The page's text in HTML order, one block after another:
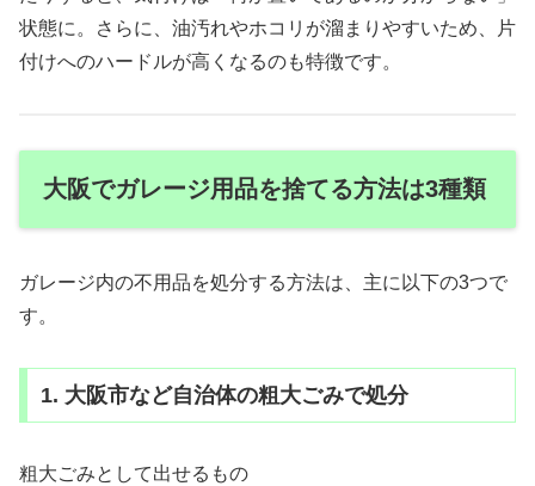
状態に。さらに、油汚れやホコリが溜まりやすいため、片
付けへのハードルが高くなるのも特徴です。
大阪でガレージ用品を捨てる方法は3種類
ガレージ内の不用品を処分する方法は、主に以下の3つで
す。
1. 大阪市など自治体の粗大ごみで処分
粗大ごみとして出せるもの